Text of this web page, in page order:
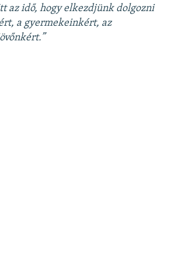
az idő, hogy elkezdjünk dolgozni
a gyermekeinkért, az